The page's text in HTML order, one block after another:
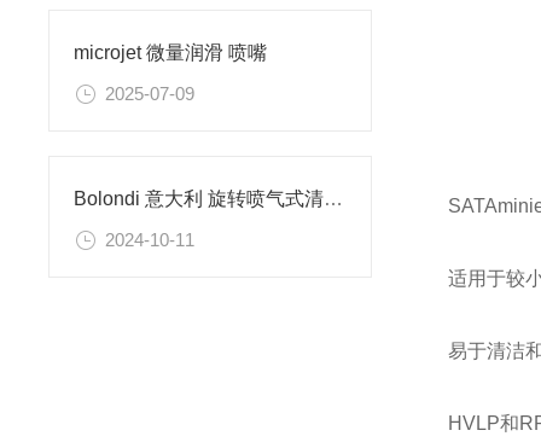
microjet 微量润滑 喷嘴
2025-07-09
Bolondi 意大利 旋转喷气式清洁头的原理
2024-10-11
适用于较
易于清洁
HVLP和